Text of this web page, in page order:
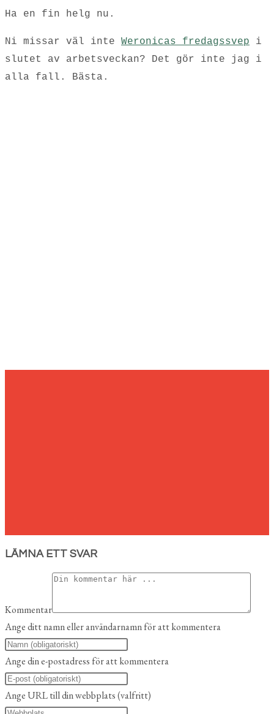
Ha en fin helg nu.
Ni missar väl inte Weronicas fredagssvep i
slutet av arbetsveckan? Det gör inte jag i
alla fall. Bästa.
LÄMNA ETT SVAR
Kommentar
Ange ditt namn eller användarnamn för att kommentera
Ange din e-postadress för att kommentera
Ange URL till din webbplats (valfritt)